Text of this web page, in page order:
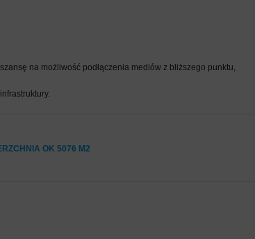
na możliwość podłączenia mediów z bliższego punktu,
OK 5076 M2